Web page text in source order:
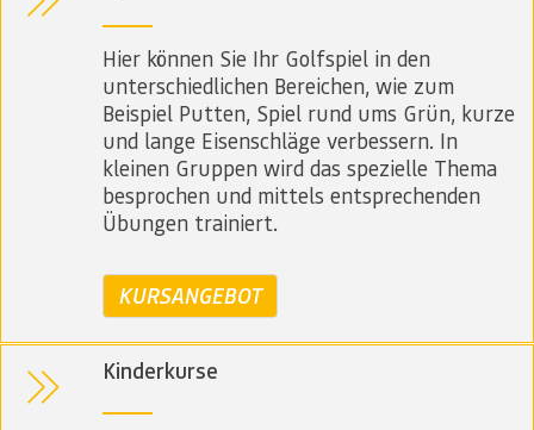
Hier können Sie Ihr Golfspiel in den
unterschiedlichen Bereichen, wie zum
Beispiel Putten, Spiel rund ums Grün, kurze
und lange Eisenschläge verbessern. In
kleinen Gruppen wird das spezielle Thema
besprochen und mittels entsprechenden
Übungen trainiert.
KURSANGEBOT
Kinderkurse